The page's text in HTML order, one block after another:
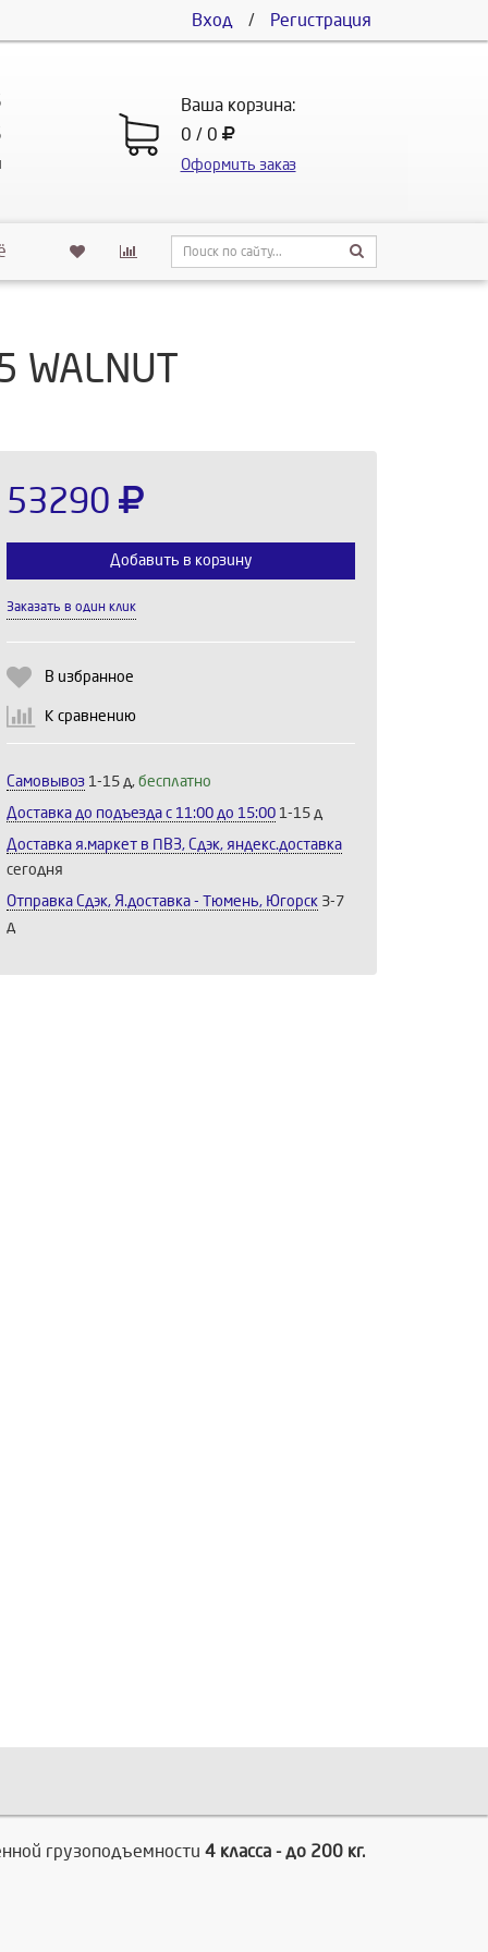
Вход / Регистрация
Ваша корзина:
0 / 0
Оформить заказ
WALNUT
53290
Добавить в корзину
Заказать в один клик
В избранное
К сравнению
Самовывоз 1-15 д, бесплатно
Доставка до подъезда c 11:00 до 15:00 1-15 д
Доставка я.маркет в ПВЗ, Сдэк, яндекс.доставка
сегодня
Отправка Сдэк, Я.доставка - Тюмень, Югорск 3-7
д
грузоподъемности 4 класса - до 200 кг.